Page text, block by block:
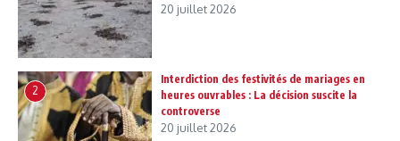
20 juillet 2026
2
Interdiction des festivités de mariages en
heures ouvrables : La décision suscite la
controverse
20 juillet 2026